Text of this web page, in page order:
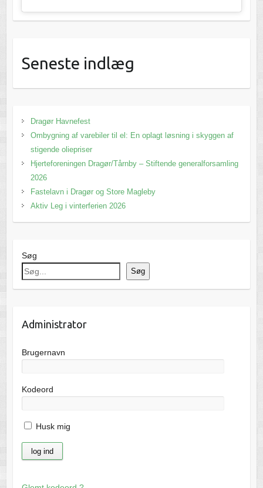
Seneste indlæg
Dragør Havnefest
Ombygning af varebiler til el: En oplagt løsning i skyggen af
stigende oliepriser
Hjerteforeningen Dragør/Tårnby – Stiftende generalforsamling
2026
Fastelavn i Dragør og Store Magleby
Aktiv Leg i vinterferien 2026
Søg
Søg
Administrator
Brugernavn
Kodeord
Husk mig